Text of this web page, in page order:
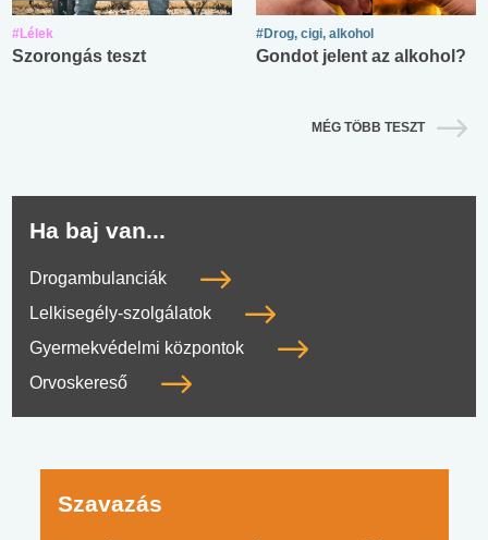
#Lélek
Szorongás teszt
#Drog, cigi, alkohol
Gondot jelent az alkohol?
MÉG TÖBB TESZT
Ha baj van...
Drogambulanciák
Lelkisegély-szolgálatok
Gyermekvédelmi központok
Orvoskereső
Szavazás